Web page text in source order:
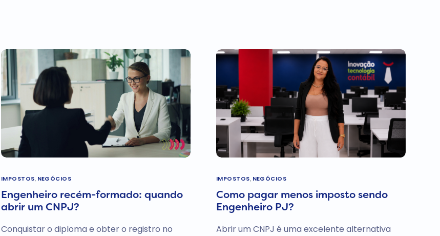
IMPOSTOS, NEGÓCIOS
Engenheiro recém-formado: quando
abrir um CNPJ?
Conquistar o diploma e obter o registro no
IMPOSTOS, NEGÓCIOS
Como pagar menos imposto sendo
Engenheiro PJ?
Abrir um CNPJ é uma excelente alternativa